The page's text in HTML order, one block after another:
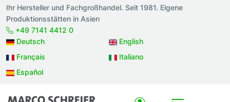
Ihr Hersteller und Fachgroßhandel. Seit 1981. Eigene
Produktionsstätten in Asien
+49 7141 4412 0
Deutsch
English
Français
Italiano
Español